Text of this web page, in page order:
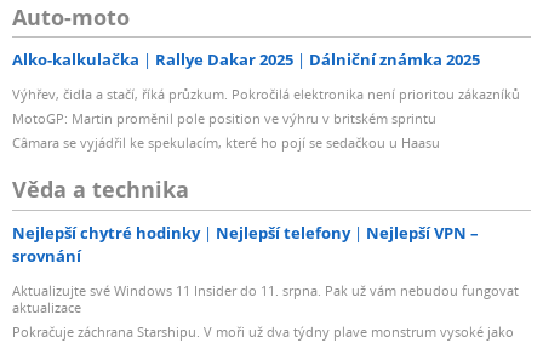
Auto-moto
Alko-kalkulačka Rallye Dakar 2025 Dálniční známka 2025
Výhřev, čidla a stačí, říká průzkum. Pokročilá elektronika není prioritou zákazníků
MotoGP: Martin proměnil pole position ve výhru v britském sprintu
Câmara se vyjádřil ke spekulacím, které ho pojí se sedačkou u Haasu
Věda a technika
Nejlepší chytré hodinky Nejlepší telefony
Nejlepší VPN –
srovnání
Aktualizujte své Windows 11 Insider do 11. srpna. Pak už vám nebudou fungovat
aktualizace
Pokračuje záchrana Starshipu. V moři už dva týdny plave monstrum vysoké jako